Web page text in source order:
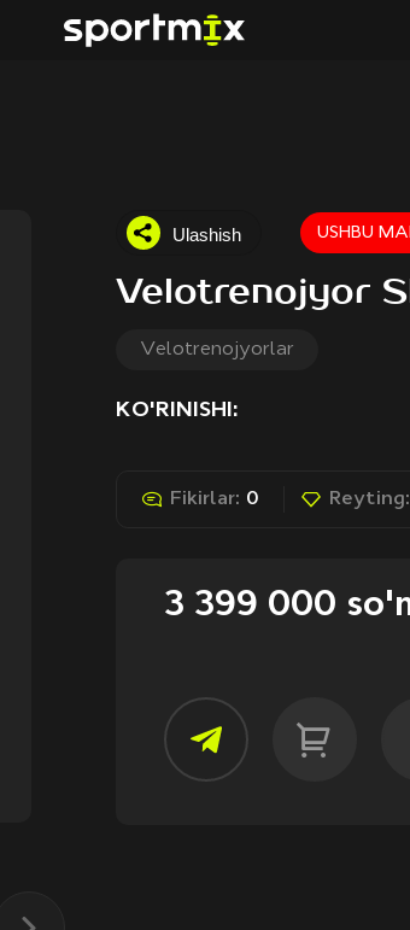
Ulashish USHBU
Velotrenojyor
Velotrenojyorlar
KO'RINISHI:
Fikirlar: 0 Reyting:
3 399 000